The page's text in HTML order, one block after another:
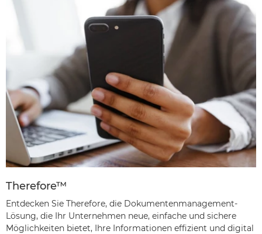
Therefore™
Entdecken Sie Therefore, die Dokumentenmanagement-
Lösung, die Ihr Unternehmen neue, einfache und sichere
Möglichkeiten bietet, Ihre Informationen effizient und digital